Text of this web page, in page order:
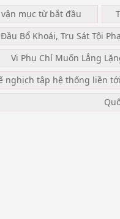
mục từ bắt đầu
Bổ Khoái, Tru Sát Tội
Vi Phụ Chỉ Muốn Lẳng
nghịch tập hệ thống liền